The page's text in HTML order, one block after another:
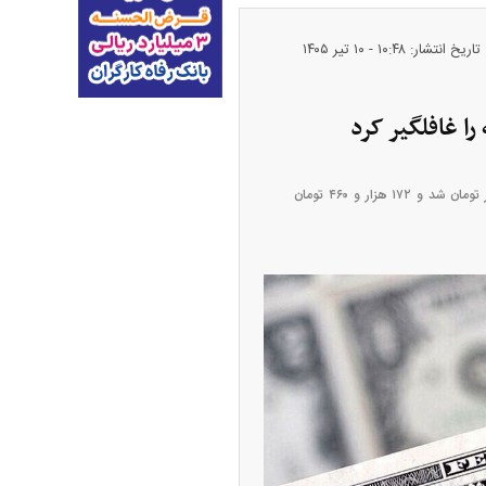
تاریخ انتشار: ۱۰:۴۸ - ۱۰ تير ۱۴۰۵
قیمت‌ها در معاملات پشت خطی با ادامه روند روزانه، رشد محدود را تجربه کردند. قیمت دلار وارد کانال ۱۷۲ هزار تومان شد و ۱۷۲ هزار و ۴۶۰ تومان
پیش‌بینی بورس امروز دوشنبه ۱۲ مرداد ماه